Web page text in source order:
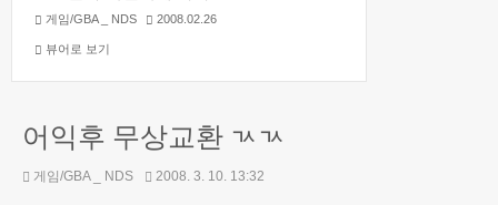
게임/GBA _ NDS 2008.02.26
뷰어로 보기
어익후 무상교환 ㄳㄳ
게임/GBA _ NDS 2008. 3. 10. 13:32